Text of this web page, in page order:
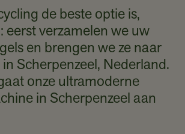
de beste optie is,
eerst verzamelen we uw
en brengen we ze naar
Scherpenzeel, Nederland.
onze ultramoderne
in Scherpenzeel aan